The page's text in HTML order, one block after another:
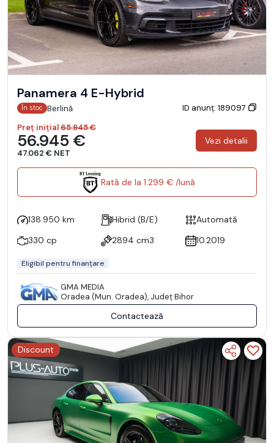
Panamera 4 E-Hybrid
În stoc Berlină
ID anunț: 189097
Preț inițial65.945 €
56.945 €
47.062 € NET
Vezi detalii
Rată de la 1.299 € /lună
138.950 km Hibrid (B/E)
Automată
330 cp
2894 cm3 10.2019
Eligibil pentru finanțare
GMA MEDIA
Oradea (Mun. Oradea), Județ Bihor
Contactează
Discount